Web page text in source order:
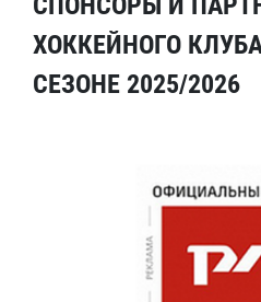
ХОККЕЙНОГО
СЕЗОНЕ 2025/2026